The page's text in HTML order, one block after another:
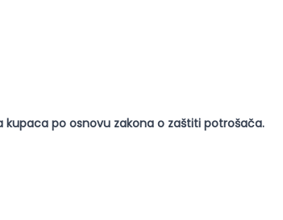
kupaca po osnovu zakona o zaštiti potrošača.